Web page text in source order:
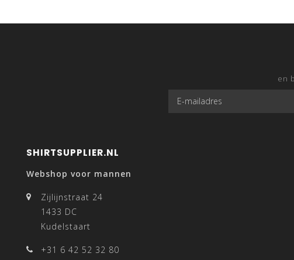
en
SHIRTSUPPLIER.NL
Webshop voor mannen
Zijlijnstraat 24
1433 DC
Kudelstaart
+31 6 42 52 32 80